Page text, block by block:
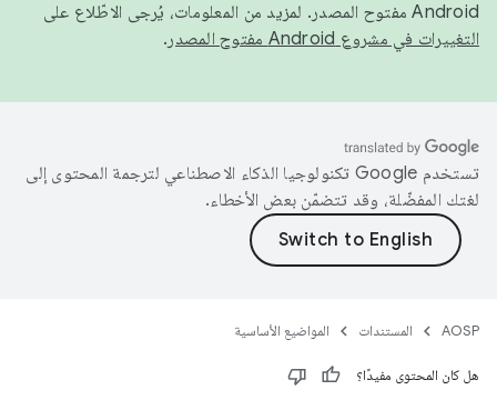
Android مفتوح المصدر. لمزيد من المعلومات، يُرجى الاطّلاع على
التغييرات في مشروع Android مفتوح المصدر
.
تستخدم Google تكنولوجيا الذكاء الاصطناعي لترجمة المحتوى إلى
لغتك المفضّلة، وقد تتضمّن بعض الأخطاء.
AOSP المستندات المواضيع الأساسية
هل كان المحتوى مفيدًا؟